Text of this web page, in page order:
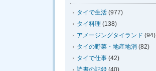
タイで生活 (977)
タイ料理 (138)
アメージングタイランド (94)
タイの野菜・地産地消 (82)
タイで仕事 (42)
読書の記録 (40)